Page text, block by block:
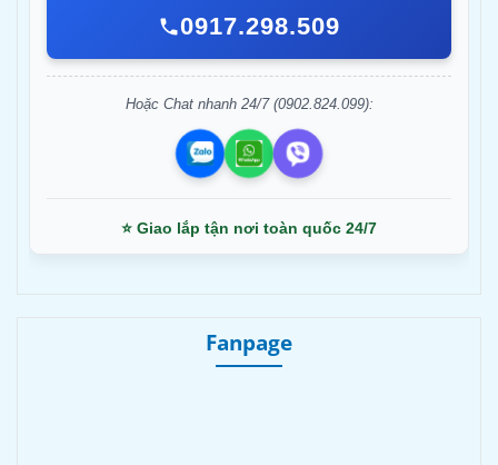
0917.298.509
Hoặc Chat nhanh 24/7 (0902.824.099):
⭐ Giao lắp tận nơi toàn quốc 24/7
Fanpage